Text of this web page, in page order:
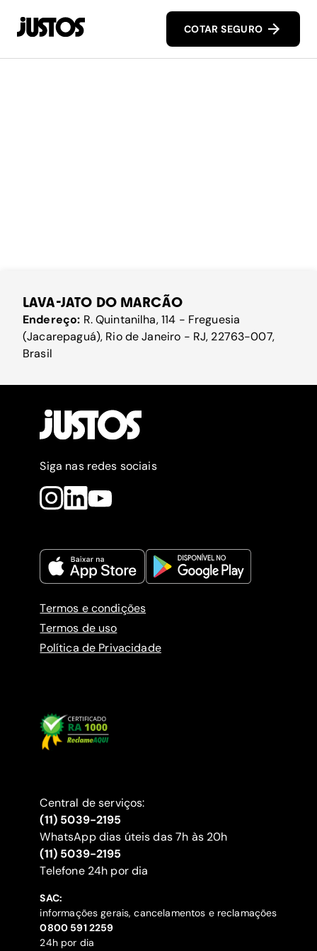
COTAR SEGURO
LAVA-JATO DO MARCÃO
Endereço: R. Quintanilha, 114 - Freguesia
(Jacarepaguá), Rio de Janeiro - RJ, 22763-007,
Brasil
Siga nas redes sociais
Termos e condições
Termos de uso
Política de Privacidade
Central de serviços:
(11) 5039-2195
WhatsApp dias úteis das 7h às 20h
(11) 5039-2195
‍Telefone 24h por dia
SAC:
informações gerais, cancelamentos e reclamações
‍0800 591 2259
24h por dia